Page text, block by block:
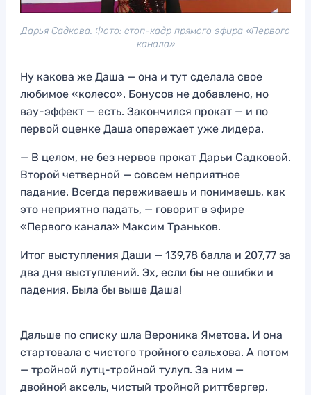
Дарья Садкова. Фото: стоп-кадр прямого эфира «Первого
канала»
Ну какова же Даша — она и тут сделала свое
любимое «колесо». Бонусов не добавлено, но
вау-эффект — есть. Закончился прокат — и по
первой оценке Даша опережает уже лидера.
— В целом, не без нервов прокат Дарьи Садковой.
Второй четверной — совсем неприятное
падание. Всегда переживаешь и понимаешь, как
это неприятно падать, — говорит в эфире
«Первого канала» Максим Траньков.
Итог выступления Даши — 139,78 балла и 207,77 за
два дня выступлений. Эх, если бы не ошибки и
падения. Была бы выше Даша!
Дальше по списку шла Вероника Яметова. И она
стартовала с чистого тройного сальхова. А потом
— тройной лутц-тройной тулуп. За ним —
двойной аксель, чистый тройной риттбергер.